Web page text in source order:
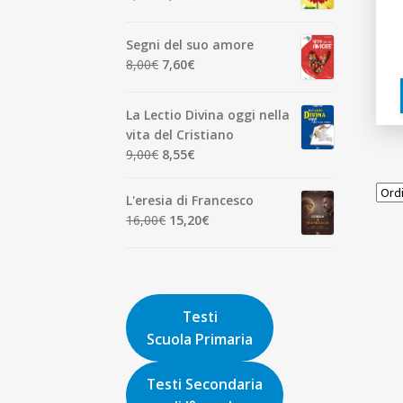
7,00€.
era:
1,90€.
è:
Segni del suo amore
8,00€ Il
era:
8,00€.
7,60€
è:
7,60€.
La Lectio Divina oggi nella
vita del Cristiano
9,00€ Il
originale
era:
9,00€.
8,55€
attuale
è:
L'eresia di Francesco
16,00€ Il
16,00€.
15,20€
15,20€.
Testi
Scuola Primaria
Testi Secondaria